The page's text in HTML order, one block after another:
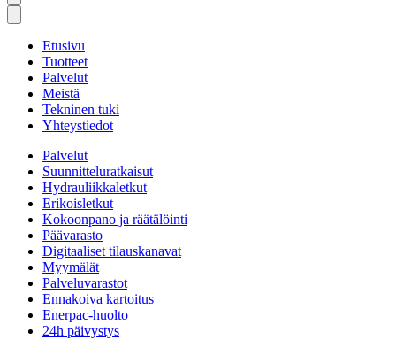
Etusivu
Tuotteet
Palvelut
Meistä
Tekninen tuki
Yhteystiedot
Palvelut
Suunnitteluratkaisut
Hydrauliikkaletkut
Erikoisletkut
Kokoonpano ja räätälöinti
Päävarasto
Digitaaliset tilauskanavat
Myymälät
Palveluvarastot
Ennakoiva kartoitus
Enerpac-huolto
24h päivystys